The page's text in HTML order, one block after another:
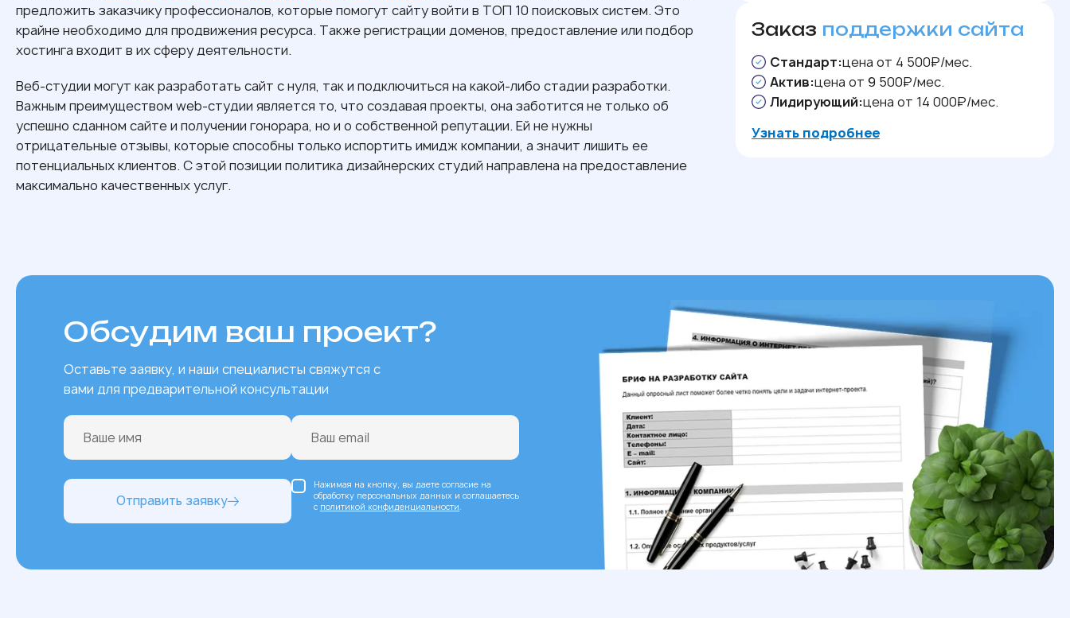
предложить заказчику профессионалов, которые помогут сайту войти в ТОП 10 поисковых систем. Это
крайне необходимо для продвижения ресурса. Также регистрации доменов, предоставление или подбор
хостинга входит в их сферу деятельности.
Веб-студии могут как разработать сайт с нуля, так и подключиться на какой-либо стадии разработки.
Важным преимуществом web-студии является то, что создавая проекты, она заботится не только об
успешно сданном сайте и получении гонорара, но и о собственной репутации. Ей не нужны
отрицательные отзывы, которые способны только испортить имидж компании, а значит лишить ее
потенциальных клиентов. С этой позиции политика дизайнерских студий направлена на предоставление
максимально качественных услуг.
Заказ поддержки сайта
Стандарт:цена от 4 500₽/мес.
Актив:цена от 9 500₽/мес.
Лидирующий:цена от 14 000₽/мес.
Узнать подробнее
Обсудим ваш проект?
Оставьте заявку, и наши специалисты свяжутся с
вами для предварительной консультации
Отправить заявку
Нажимая на кнопку, вы даете согласие на
обработку персональных данных и соглашаетесь
c политикой конфиденциальности.